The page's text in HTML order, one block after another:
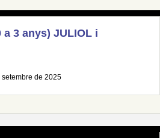
3 anys) JULIOL i
setembre de 2025